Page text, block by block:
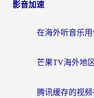
影音加速